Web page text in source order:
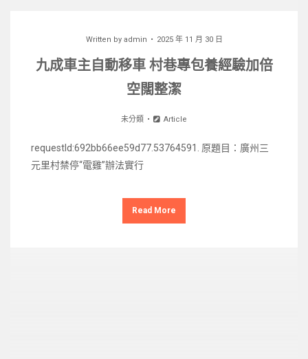
Written by admin 2025 年 11 月 30 日
九成車主自動移車 村巷專包養經驗加倍
空闊整潔
未分類 Article
requestId:692bb66ee59d77.53764591. 原題目：廣州三
元里村禁停“電雞”辦法實行
Read More